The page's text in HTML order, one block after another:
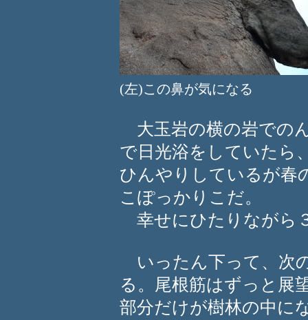
(左)この鼻が気になる (
大玉岩の横の岩での
で日光浴をしていたら
ひんやりしているが春
こぽっかりこだ。
幸せにひたりながら
いったん下って、次
る。尾根筋はずっと展
部分だけが樹林の中に